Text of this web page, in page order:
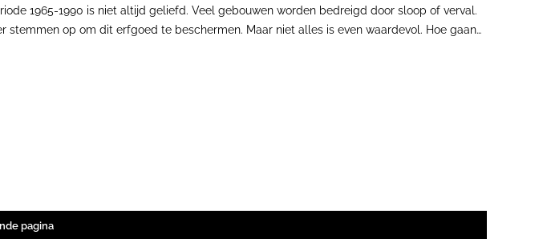
1965-1990 is niet altijd geliefd. Veel gebouwen worden bedreigd door sloop of verval.
stemmen op om dit erfgoed te beschermen. Maar niet alles is even waardevol. Hoe gaan
pagina